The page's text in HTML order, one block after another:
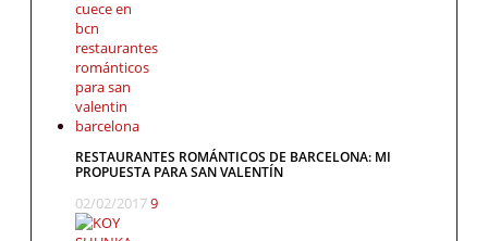
RESTAURANTES ROMÁNTICOS DE BARCELONA: MI
PROPUESTA PARA SAN VALENTÍN
02/02/20179